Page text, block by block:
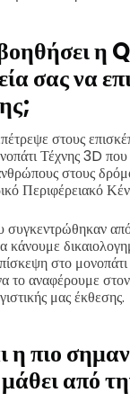
η
σας να
στους
Τέχνης 3D που
στους
Περιφέρειακό
κάνουμε
στο
το αναφέρουμε
μας έκθεσης.
η πιο
από